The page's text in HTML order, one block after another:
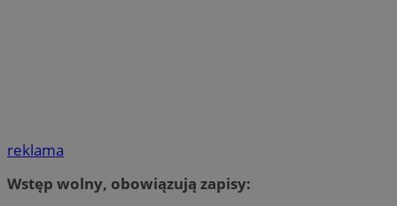
reklama
Wstęp wolny, obowiązują zapisy: